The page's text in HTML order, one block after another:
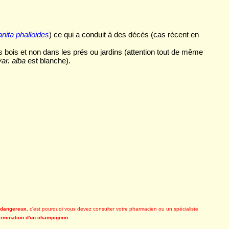
phalloides) ce qui a conduit à des décès (cas récent en
et non dans les prés ou jardins (attention tout de même
alba est blanche).
, c'est pourquoi vous devez consulter votre pharmacien ou un spécialiste
d'un champignon.